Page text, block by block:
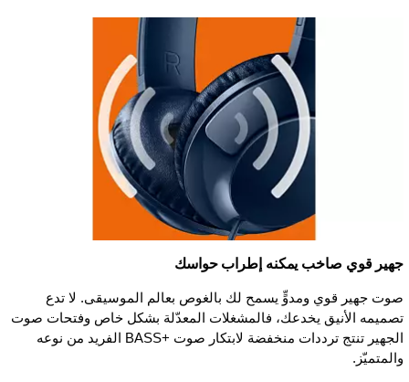
جهير قوي صاخب يمكنه إطراب حواسك
صوت جهير قوي ومدوٍّ يسمح لك بالغوص بعالم الموسيقى. لا تدع
تصميمه الأنيق يخدعك، فالمشغلات المعدّلة بشكل خاص وفتحات صوت
الجهير تنتج ترددات منخفضة لابتكار صوت BASS+‎ الفريد من نوعه
والمتميّز.